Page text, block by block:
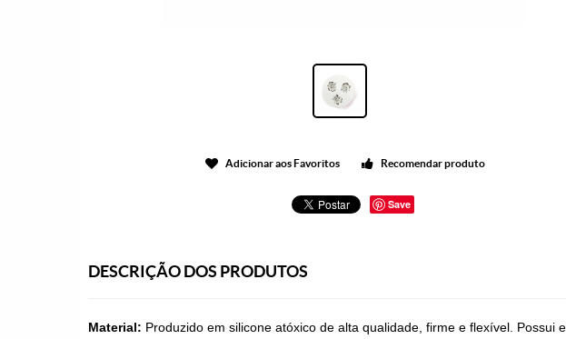
Adicionar aos Favoritos Recomendar produto
Save
DESCRIÇÃO DOS PRODUTOS
Material: Produzido em silicone atóxico de alta qualidade, firme e flexível.